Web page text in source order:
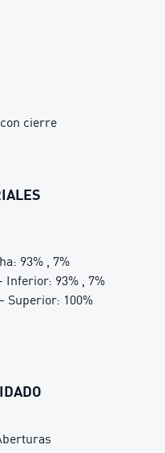
cierre
93% , 7%
93% , 7%
Superior: 100%